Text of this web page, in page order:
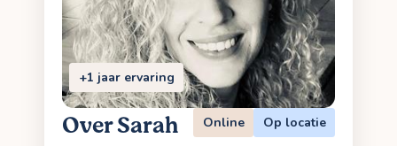
+1 jaar ervaring
Over Sarah Online Op locatie